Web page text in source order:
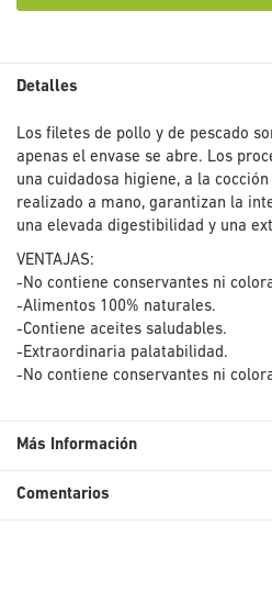
Detalles
Los filetes de pollo y de pescado
apenas el envase se abre. Los
una cuidadosa higiene, a la
realizado a mano, garantizan la
una elevada digestibilidad y una
VENTAJAS:
-No contiene conservantes ni
-Alimentos 100% naturales.
-Contiene aceites saludables.
-Extraordinaria palatabilidad.
-No contiene conservantes ni
Más Información
Comentarios